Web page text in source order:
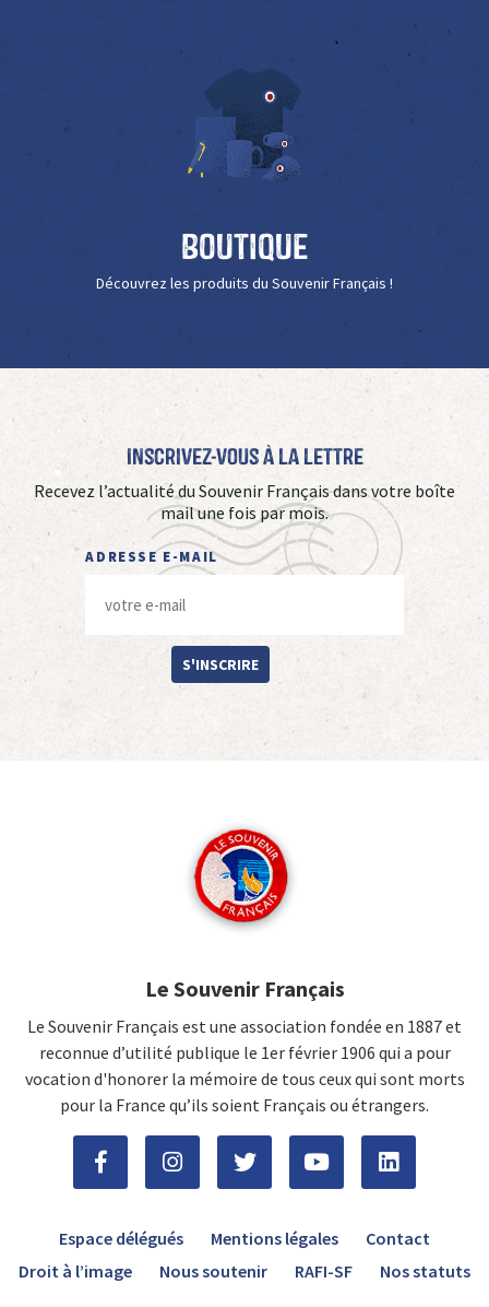
Boutique
Découvrez les produits du Souvenir Français !
Inscrivez-vous à La Lettre
Recevez l’actualité du Souvenir Français dans votre boîte
mail une fois par mois.
ADRESSE E-MAIL
S'INSCRIRE
Le Souvenir Français
Le Souvenir Français est une association fondée en 1887 et
reconnue d’utilité publique le 1er février 1906 qui a pour
vocation d'honorer la mémoire de tous ceux qui sont morts
pour la France qu’ils soient Français ou étrangers.
Espace délégués Mentions légales
Contact
Droit à l’image
Nous soutenir RAFI-SF Nos statuts